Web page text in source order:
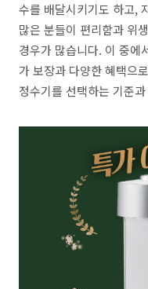
수를 배달시키기도 하고,
많은 분들이 편리함과 위
경우가 많습니다. 이 중에
가 보장과 다양한 혜택으
정수기를 선택하는 기준